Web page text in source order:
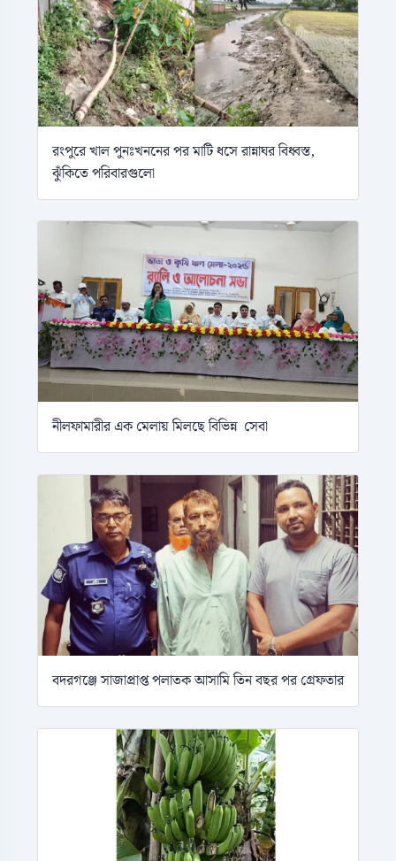
রংপুরে খাল পুনঃখননের পর মাটি ধসে রান্নাঘর বিধ্বস্ত,
ঝুঁকিতে পরিবারগুলো
নীলফামারীর এক মেলায় মিলছে বিভিন্ন সেবা
বদরগঞ্জে সাজাপ্রাপ্ত পলাতক আসামি তিন বছর পর গ্রেফতার